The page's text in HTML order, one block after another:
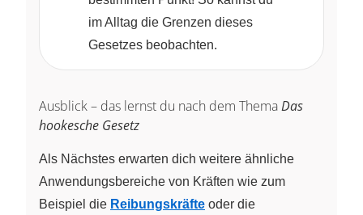
im Alltag die Grenzen dieses
Gesetzes beobachten.
Ausblick – das lernst du nach dem ThemaDas
hookesche Gesetz
Als Nächstes erwarten dich weitere ähnliche
Anwendungsbereiche von Kräften wie zum
Beispiel die Reibungskräfte oder die